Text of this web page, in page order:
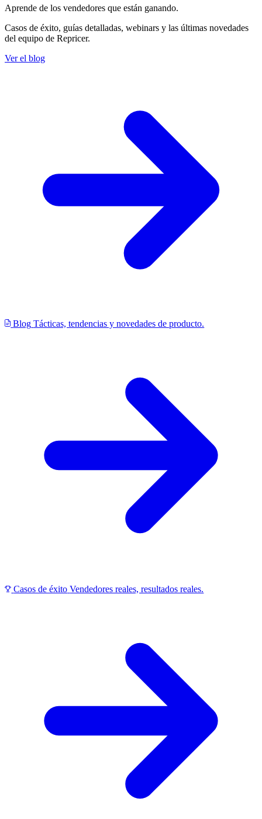
Aprende de los vendedores que están ganando.
Casos de éxito, guías detalladas, webinars y las últimas novedades
del equipo de Repricer.
Ver el blog
Blog Tácticas, tendencias y novedades de producto.
Casos de éxito Vendedores reales, resultados reales.